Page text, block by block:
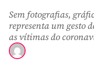
Sem fotografias,
representa um gesto
as vítimas do